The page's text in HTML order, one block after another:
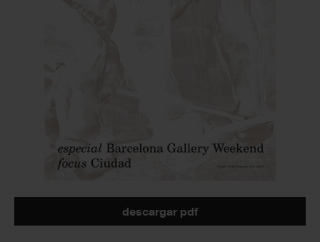
descargar pdf